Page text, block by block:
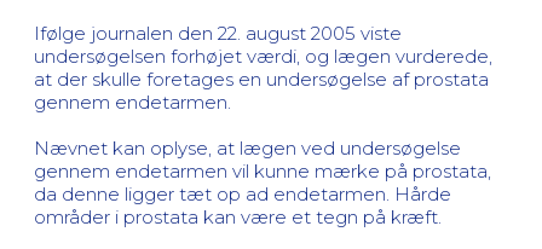
Ifølge journalen den 22. august 2005 viste
undersøgelsen forhøjet værdi, og lægen vurderede,
at der skulle foretages en undersøgelse af prostata
gennem endetarmen.
Nævnet kan oplyse, at lægen ved undersøgelse
gennem endetarmen vil kunne mærke på prostata,
da denne ligger tæt op ad endetarmen. Hårde
områder i prostata kan være et tegn på kræft.